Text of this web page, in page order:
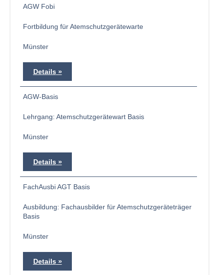
AGW Fobi
Fortbildung für Atemschutzgerätewarte
Münster
Details
AGW-Basis
Lehrgang: Atemschutzgerätewart Basis
Münster
Details
FachAusbi AGT Basis
Ausbildung: Fachausbilder für Atemschutzgeräteträger
Basis
Münster
Details